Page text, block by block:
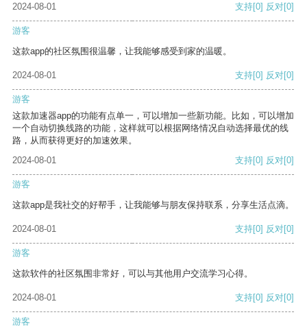
2024-08-01
支持[0] 反对[0]
游客
这款app的社区氛围很温馨，让我能够感受到家的温暖。
2024-08-01 支持[0] 反对[0]
游客
这款加速器app的功能有点单一，可以增加一些新功能。比如，可以增加
一个自动切换线路的功能，这样就可以根据网络情况自动选择最优的线
路，从而获得更好的加速效果。
2024-08-01
支持[0] 反对[0]
游客
这款app是我社交的好帮手，让我能够与朋友保持联系，分享生活点滴。
2024-08-01 支持[0] 反对[0]
游客
这款软件的社区氛围非常好，可以与其他用户交流学习心得。
2024-08-01 支持[0] 反对[0]
游客